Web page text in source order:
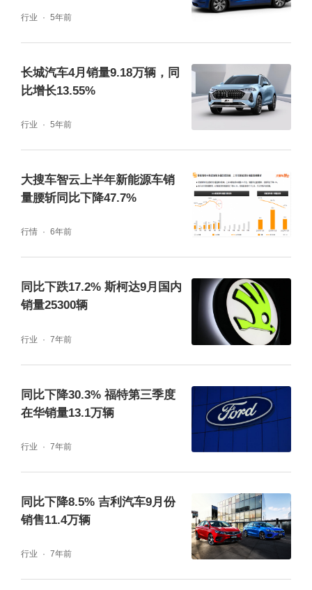
行业 5年前
长城汽车4月销量9.18万辆，同
比增长13.55%
行业 5年前
大搜车智云上半年新能源车销
量腰斩同比下降47.7%
行情 6年前
同比下跌17.2% 斯柯达9月国内
销量25300辆
行业 7年前
同比下降30.3% 福特第三季度
在华销量13.1万辆
行业 7年前
同比下降8.5% 吉利汽车9月份
销售11.4万辆
行业 7年前